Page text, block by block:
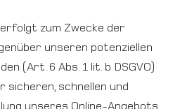
zum Zwecke der
unseren potenziellen
(Art. 6 Abs. 1 lit. b DSGVO)
sicheren, schnellen und
unseres Online-Angebots